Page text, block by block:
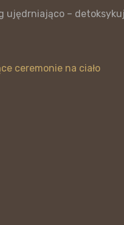
ujędrniająco –
ceremonie na ciało